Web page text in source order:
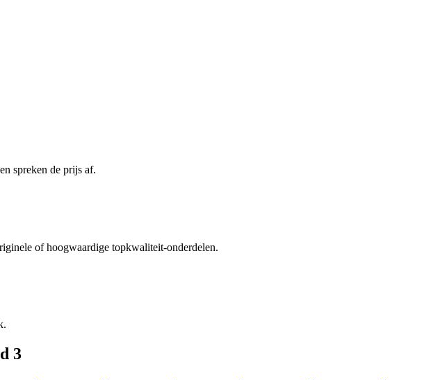
spreken de prijs af.
of hoogwaardige topkwaliteit-onderdelen.
3